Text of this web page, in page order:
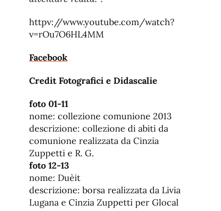
httpv://www.youtube.com/watch?
v=rOu7O6HL4MM
Facebook
Credit Fotografici e Didascalie
foto 01-11
nome: collezione comunione 2013
descrizione: collezione di abiti da
comunione realizzata da Cinzia
Zuppetti e R. G.
foto 12-13
nome: Duèit
descrizione: borsa realizzata da Livia
Lugana e Cinzia Zuppetti per Glocal